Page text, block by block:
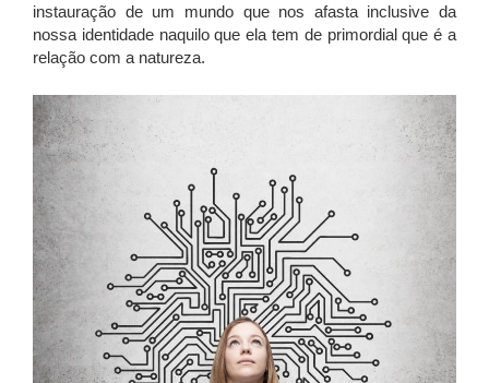
instauração de um mundo que nos afasta inclusive da
nossa identidade naquilo que ela tem de primordial que é a
relação com a natureza.